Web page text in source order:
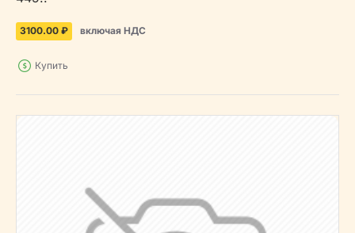
3100.00 ₽ включая НДС
Купить